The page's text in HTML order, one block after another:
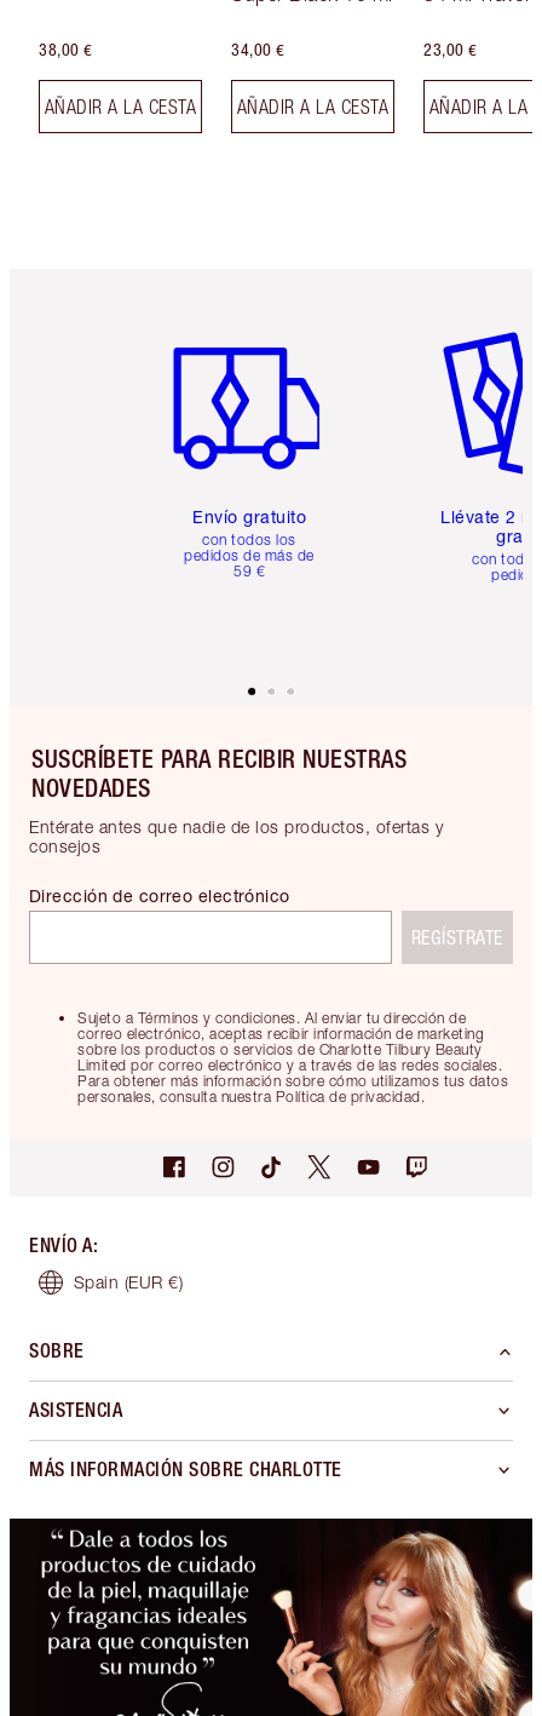
38,00 €
AÑADIR A LA CESTA
34,00 €
AÑADIR A LA CESTA
23,00 €
AÑADIR A LA
Envío gratuito
con todos los
pedidos de más de
59 €
Llévate 2
gratis
con
SUSCRÍBETE PARA RECIBIR NUESTRAS
NOVEDADES
Entérate antes que nadie de los productos, ofertas y
consejos
Sujeto a Términos y condiciones. Al enviar tu dirección de
correo electrónico, aceptas recibir información de marketing
sobre los productos o servicios de Charlotte Tilbury Beauty
Limited por correo electrónico y a través de las redes sociales.
Para obtener más información sobre cómo utilizamos tus datos
personales, consulta nuestra Política de privacidad.
Dirección de correo electrónico
REGÍSTRATE
ENVÍO A:
Spain (EUR €)
SOBRE
ASISTENCIA
MÁS INFORMACIÓN SOBRE CHARLOTTE